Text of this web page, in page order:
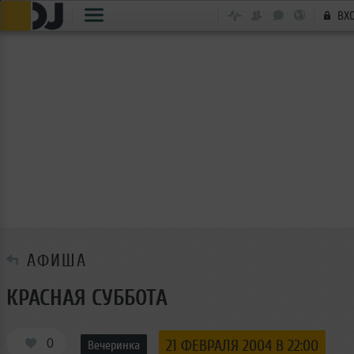
АФИША
КРАСНАЯ СУББОТА
0 Вечеринка 21 ФЕВРАЛЯ 2004 В 22:00